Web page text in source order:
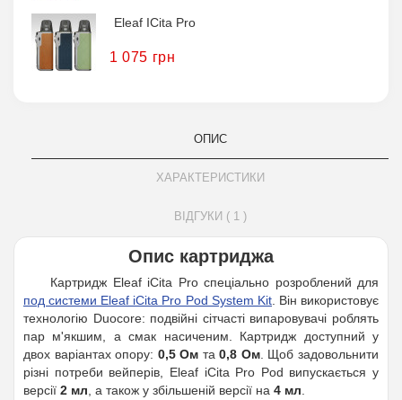
Eleaf ICita Pro
1 075 грн
ОПИС
ХАРАКТЕРИСТИКИ
ВІДГУКИ ( 1 )
Опис картриджа
Картридж Eleaf iCita Pro спеціально розроблений для
под системи Eleaf iCita Pro Pod System Kit. Він використовує
технологію Duocore: подвійні сітчасті випаровувачі роблять
пар м'якшим, а смак насиченим. Картридж доступний у
двох варіантах опору: 0,5 Ом та0,8 Ом. Щоб задовольнити
різні потреби вейперів, Eleaf iCita Pro Pod випускається у
версії 2 мл , а також у збільшеній версії на 4 мл